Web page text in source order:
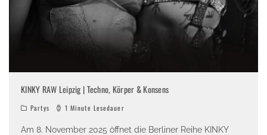
KINKY RAW Leipzig | Techno, Körper & Konsens
Partys 1 Minute Lesedauer
Am 8. November 2025 öffnet die Berliner Reihe KINKY